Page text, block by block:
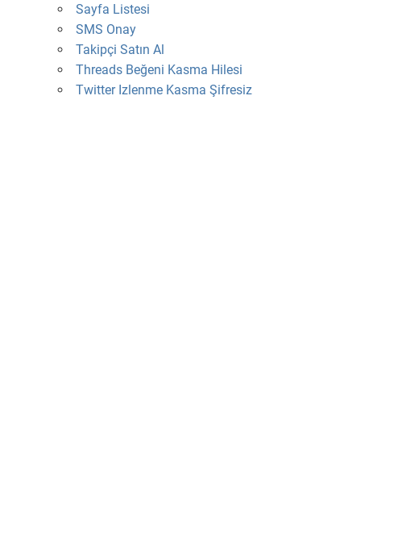
Sayfa Listesi
SMS Onay
Takipçi Satın Al
Threads Beğeni Kasma Hilesi
Twitter Izlenme Kasma Şifresiz